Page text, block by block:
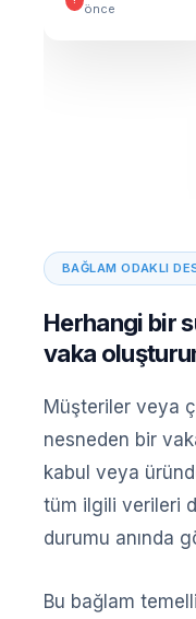
BAĞLAM ODAKLI
Herhangi bir
vaka
Müşteriler veya
nesneden bir
kabul veya
tüm ilgili verileri
durumu anında
Bu bağlam
önce